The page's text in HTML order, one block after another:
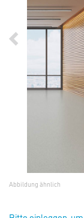
Abbildung ähnlich